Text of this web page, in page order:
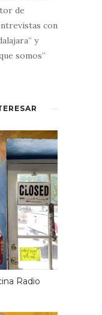
de
con
y
somos”
Radio